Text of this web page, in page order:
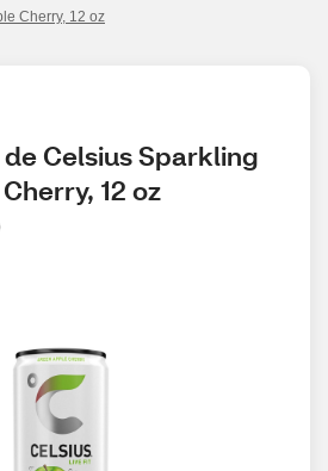
Cherry, 12 oz
Celsius Sparkling
12 oz